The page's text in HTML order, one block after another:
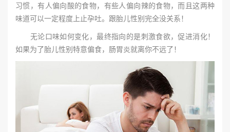
习惯，有人偏向酸的食物，有些人偏向辣的食物，而且这两种
味道可以一定程度上止孕吐。跟胎儿性别完全没关系！
无论口味如何变化，最终指向的是刺激食欲，促进消化！
如果为了胎儿性别特意偏食，肠胃炎就离你不远了！